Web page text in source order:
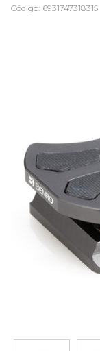
Código: 6931747318315